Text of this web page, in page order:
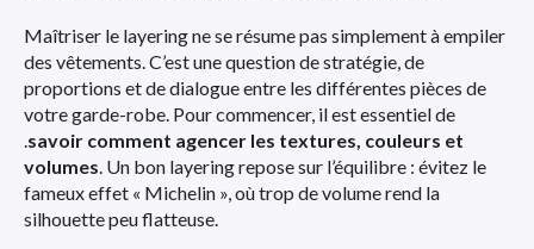
Maîtriser le layering ne se résume pas simplement à empiler
des vêtements. C’est une question de stratégie, de
proportions et de dialogue entre les différentes pièces de
votre garde-robe. Pour commencer, il est essentiel de
.savoir comment agencer les textures, couleurs et
volumes. Un bon layering repose sur l’équilibre : évitez le
fameux effet « Michelin », où trop de volume rend la
silhouette peu flatteuse.